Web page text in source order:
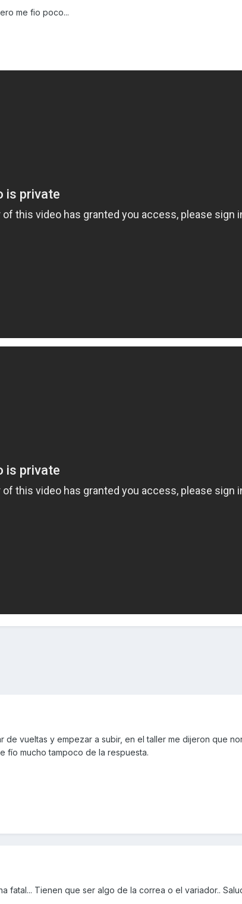
me fio poco...
de vueltas y empezar a subir, en el taller me dijeron que
fío mucho tampoco de la respuesta.
fatal... Tienen que ser algo de la correa o el variador..